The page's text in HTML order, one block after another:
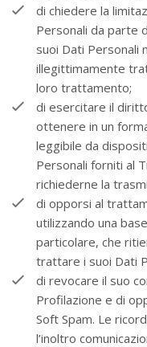
di chiedere la
Personali da parte
suoi Dati Personali
illegittimamente
loro trattamento;
di esercitare il
ottenere in un
leggibile da
Personali forniti al
richiederne la
di opporsi al
utilizzando una
particolare, che
trattare i suoi Dati
di revocare il suo
Profilazione e di
Soft Spam. Le
l’inoltro